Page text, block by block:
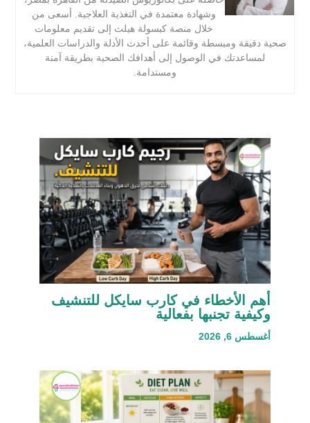
وشهادة معتمدة في التغذية العلاجية. أسعى من
خلال منصة كبسولة هيلث إلى تقديم معلومات
صحية دقيقة ومبسطة وقائمة على أحدث الأدلة والدراسات العلمية،
لمساعدتك في الوصول إلى أهدافك الصحية بطريقة آمنة
ومستدامة.
أهم الأخطاء في كارب سايكل للتنشيف
وكيفية تجنبها بفعالية
أغسطس 6, 2026